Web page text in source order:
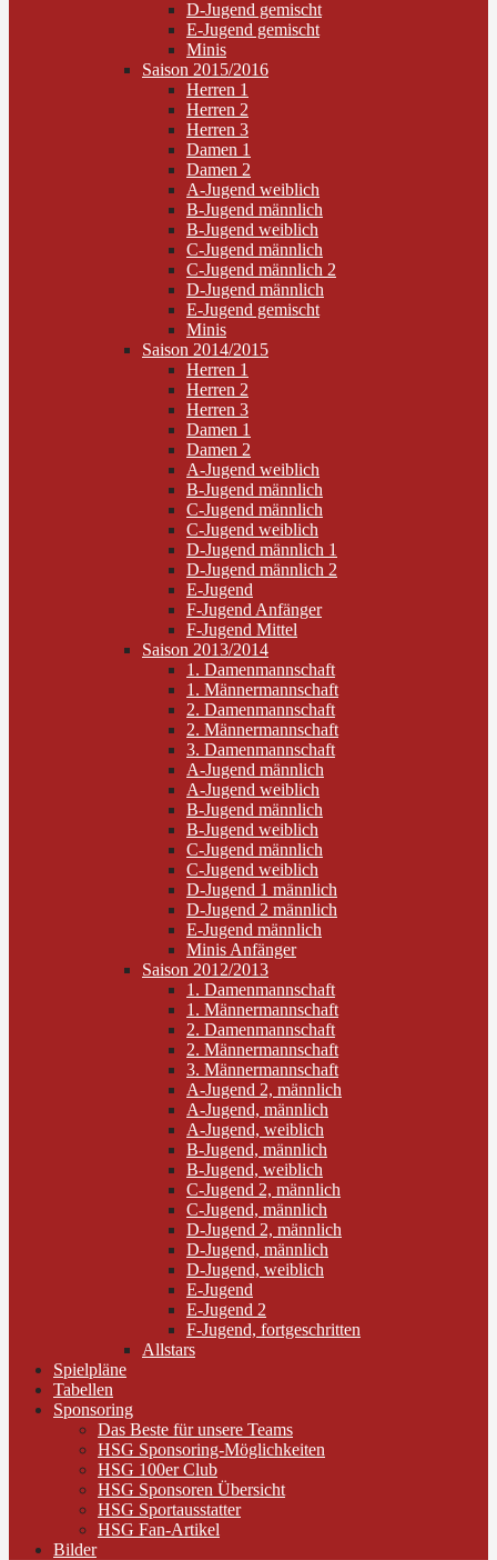
D-Jugend gemischt
E-Jugend gemischt
Minis
Saison 2015/2016
Herren 1
Herren 2
Herren 3
Damen 1
Damen 2
A-Jugend weiblich
B-Jugend männlich
B-Jugend weiblich
C-Jugend männlich
C-Jugend männlich 2
D-Jugend männlich
E-Jugend gemischt
Minis
Saison 2014/2015
Herren 1
Herren 2
Herren 3
Damen 1
Damen 2
A-Jugend weiblich
B-Jugend männlich
C-Jugend männlich
C-Jugend weiblich
D-Jugend männlich 1
D-Jugend männlich 2
E-Jugend
F-Jugend Anfänger
F-Jugend Mittel
Saison 2013/2014
1. Damenmannschaft
1. Männermannschaft
2. Damenmannschaft
2. Männermannschaft
3. Damenmannschaft
A-Jugend männlich
A-Jugend weiblich
B-Jugend männlich
B-Jugend weiblich
C-Jugend männlich
C-Jugend weiblich
D-Jugend 1 männlich
D-Jugend 2 männlich
E-Jugend männlich
Minis Anfänger
Saison 2012/2013
1. Damenmannschaft
1. Männermannschaft
2. Damenmannschaft
2. Männermannschaft
3. Männermannschaft
A-Jugend 2, männlich
A-Jugend, männlich
A-Jugend, weiblich
B-Jugend, männlich
B-Jugend, weiblich
C-Jugend 2, männlich
C-Jugend, männlich
D-Jugend 2, männlich
D-Jugend, männlich
D-Jugend, weiblich
E-Jugend
E-Jugend 2
F-Jugend, fortgeschritten
Allstars
Spielpläne
Tabellen
Sponsoring
Das Beste für unsere Teams
HSG Sponsoring-Möglichkeiten
HSG 100er Club
HSG Sponsoren Übersicht
HSG Sportausstatter
HSG Fan-Artikel
Bilder